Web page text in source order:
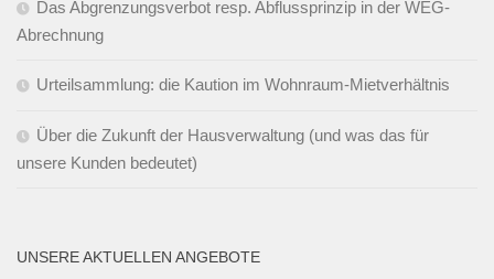
Das Abgrenzungsverbot resp. Abflussprinzip in der WEG-
Abrechnung
Urteilsammlung: die Kaution im Wohnraum-Mietverhältnis
Über die Zukunft der Hausverwaltung (und was das für
unsere Kunden bedeutet)
UNSERE AKTUELLEN ANGEBOTE